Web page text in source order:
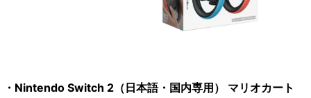
・Nintendo Switch 2（日本語・国内専用） マリオカート